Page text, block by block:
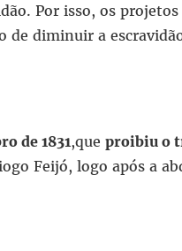
Por isso, os
diminuir a
de 1831,que proibiu o
Feijó, logo após a